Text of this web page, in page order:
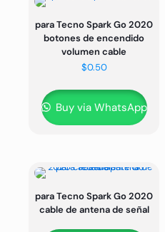
para Tecno Spark Go 2020
botones de encendido
volumen cable
$0.50
Buy via WhatsApp
para Tecno Spark Go 2020
cable de antena de señal